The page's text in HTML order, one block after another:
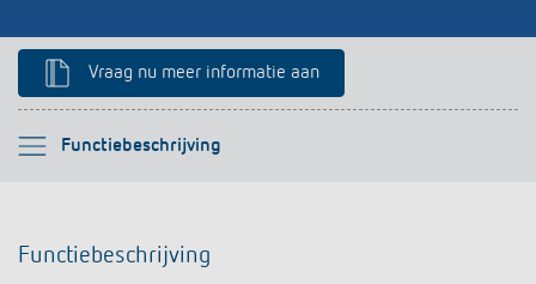
voordelig schakelen
Vraag nu meer informatie aan
Functiebeschrijving
Selecteer alstublieft
Technische informatie
Functiebeschrijving